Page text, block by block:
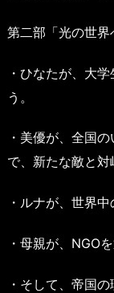
第二部「光の世
・ひなたが、大
う。
・美優が、全国
で、新たな敵と対
・ルナが、世界
・母親が、NGO
・そして、帝国